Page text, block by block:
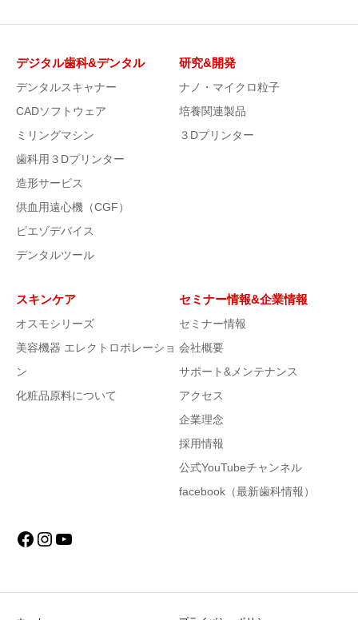
デジタル歯科&デンタル
デンタルスキャナー
CADソフトウェア
ミリングマシン
歯科用３Dプリンター
造形サービス
供血用遠心機（CGF）
ピエゾデバイス
デンタルツール
研究&開発
ナノ・マイクロ粒子
培養関連製品
３Dプリンター
スキンケア
オスモシリーズ
美容機器 エレクトロポレーショ
ン
化粧品原料について
セミナー情報&企業情報
セミナー情報
会社概要
サポート&メンテナンス
アクセス
企業理念
採用情報
公式YouTubeチャンネル
facebook（最新歯科情報）